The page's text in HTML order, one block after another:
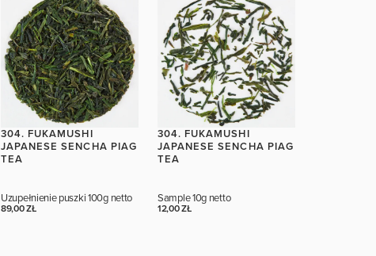
304. FUKAMUSHI
JAPANESE SENCHA PIAG
TEA
Uzupełnienie puszki100g netto
89,00 ZŁ
304. FUKAMUSHI
JAPANESE SENCHA PIAG
TEA
Sample10g netto
12,00 ZŁ